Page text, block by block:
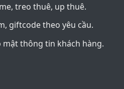
treo thuê, up thuê.
giftcode theo yêu cầu.
thông tin khách hàng.